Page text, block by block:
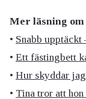
Mer läsning
• Snabb
• Ett fästingbett
• Hur skyddar
• Tina tror att